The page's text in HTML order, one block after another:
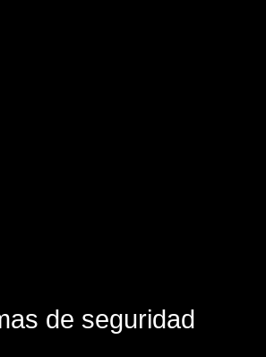
de seguridad